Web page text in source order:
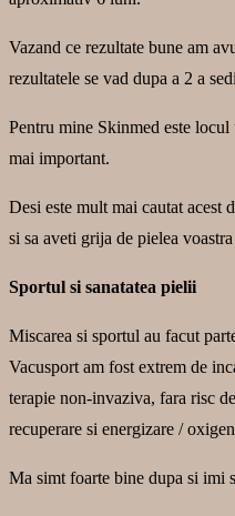
Vazand ce rezultate bune am
rezultatele se vad dupa a 2 a
Pentru mine Skinmed este
mai important.
Desi este mult mai cautat acest
si sa aveti grija de pielea
Sportul si sanatatea pielii
Miscarea si sportul au facut
Vacusport am fost extrem de
terapie non-invaziva, fara risc
recuperare si energizare /
Ma simt foarte bine dupa si imi